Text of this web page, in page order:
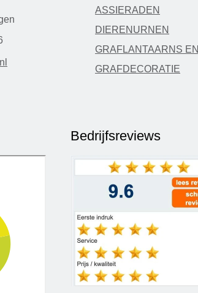
ASSIERADEN
DIERENURNEN
GRAFLANTAARNS EN
GRAFDECORATIE
Bedrijfsreviews